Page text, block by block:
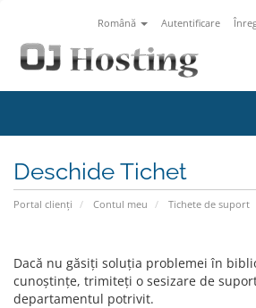
Română Autentificare
Deschide Tichet
Portal clienți Contul meu Tichete de suport
Dacă nu găsiți soluția problemei în
cunoștințe, trimiteți o sesizare de
departamentul potrivit.